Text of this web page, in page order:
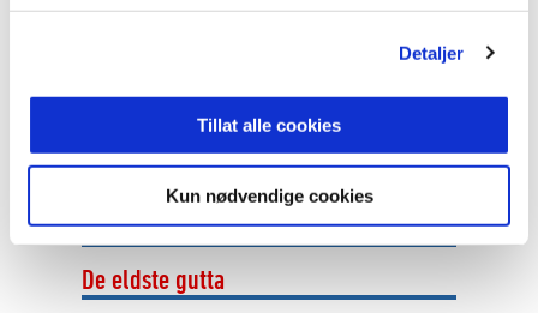
Detaljer
Tillat alle cookies
Kun nødvendige cookies
Jentene som tar ansvar
Flere jenter å bli kjent med
G12 kårer kapteiner igjen!
De eldste gutta